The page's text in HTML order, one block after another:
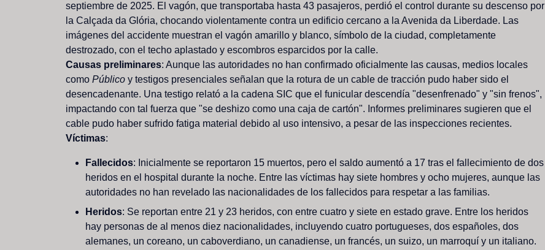
septiembre de 2025. El vagón, que transportaba hasta 43 pasajeros, perdió el control durante su descenso por
la Calçada da Glória, chocando violentamente contra un edificio cercano a la Avenida da Liberdade. Las
imágenes del accidente muestran el vagón amarillo y blanco, símbolo de la ciudad, completamente
destrozado, con el techo aplastado y escombros esparcidos por la calle.
Causas preliminares: Aunque las autoridades no han confirmado oficialmente las causas, medios locales
como Público y testigos presenciales señalan que la rotura de un cable de tracción pudo haber sido el
desencadenante. Una testigo relató a la cadena SIC que el funicular descendía "desenfrenado" y "sin frenos",
impactando con tal fuerza que "se deshizo como una caja de cartón". Informes preliminares sugieren que el
cable pudo haber sufrido fatiga material debido al uso intensivo, a pesar de las inspecciones recientes.
Víctimas:
Fa ecidos: Inicialmente se reportaron 15 muertos, pero el saldo aumentó a 17 tras el fallecimiento de dos
heridos en el hospital durante la noche. Entre las víctimas hay siete hombres y ocho mujeres, aunque las
autoridades no han revelado las nacionalidades de los fallecidos para respetar a las familias.
Heridos: Se reportan entre 21 y 23 heridos, con entre cuatro y siete en estado grave. Entre los heridos
hay personas de al menos diez nacionalidades, incluyendo cuatro portugueses, dos españoles, dos
alemanes, un coreano, un caboverdiano, un canadiense, un francés, un suizo, un marroquí y un italiano.